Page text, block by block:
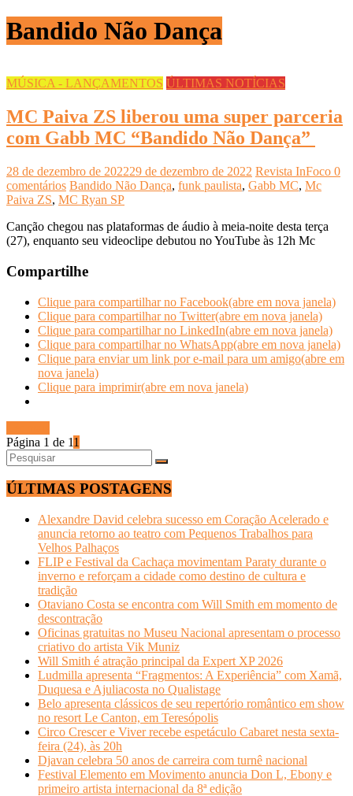
Bandido Não Dança
MÚSICA - LANÇAMENTOS ÚLTIMAS NOTÍCIAS
MC Paiva ZS liberou uma super parceria
com Gabb MC “Bandido Não Dança”
28 de dezembro de 202229 de dezembro de 2022 Revista InFoco 0
comentários Bandido Não Dança, funk paulista, Gabb MC, Mc
Paiva ZS, MC Ryan SP
Canção chegou nas plataformas de áudio à meia-noite desta terça
(27), enquanto seu videoclipe debutou no YouTube às 12h Mc
Compartilhe
Clique para compartilhar no Facebook(abre em nova janela)
Clique para compartilhar no Twitter(abre em nova janela)
Clique para compartilhar no LinkedIn(abre em nova janela)
Clique para compartilhar no WhatsApp(abre em nova janela)
Clique para enviar um link por e-mail para um amigo(abre em
nova janela)
Clique para imprimir(abre em nova janela)
Página 1 de 11
ÚLTIMAS POSTAGENS
Alexandre David celebra sucesso em Coração Acelerado e
anuncia retorno ao teatro com Pequenos Trabalhos para
Velhos Palhaços
FLIP e Festival da Cachaça movimentam Paraty durante o
inverno e reforçam a cidade como destino de cultura e
tradição
Otaviano Costa se encontra com Will Smith em momento de
descontração
Oficinas gratuitas no Museu Nacional apresentam o processo
criativo do artista Vik Muniz
Will Smith é atração principal da Expert XP 2026
Ludmilla apresenta “Fragmentos: A Experiência” com Xamã,
Duquesa e Ajuliacosta no Qualistage
Belo apresenta clássicos de seu repertório romântico em show
no resort Le Canton, em Teresópolis
Circo Crescer e Viver recebe espetáculo Cabaret nesta sexta-
feira (24), às 20h
Djavan celebra 50 anos de carreira com turnê nacional
Festival Elemento em Movimento anuncia Don L, Ebony e
primeiro artista internacional da 8ª edição